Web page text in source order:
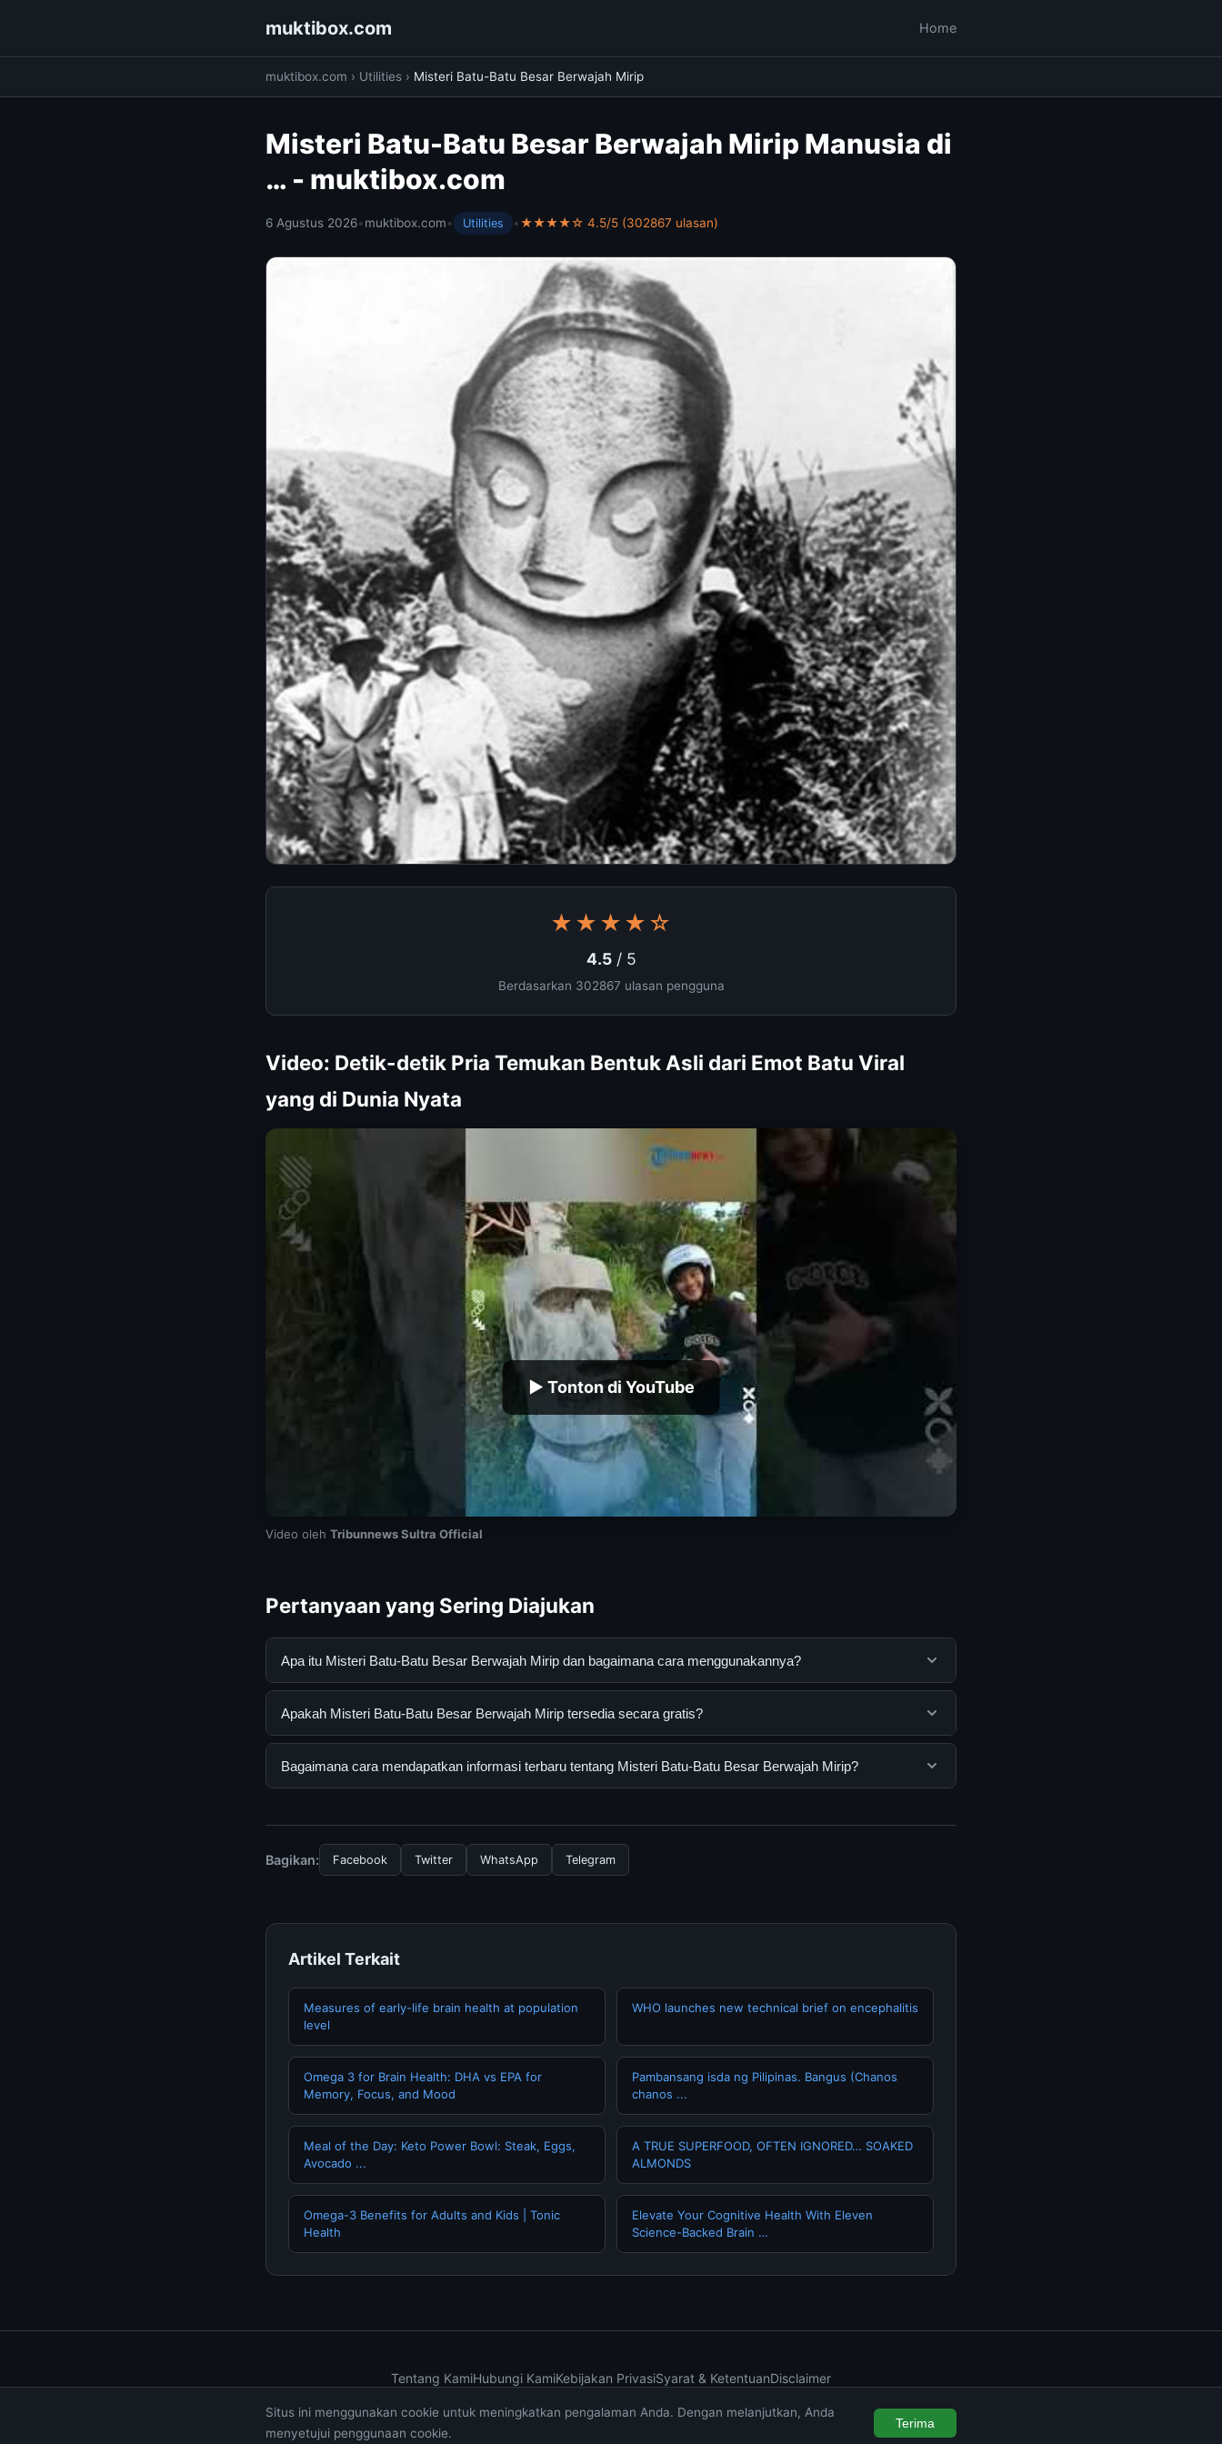
muktibox.com Home
muktibox.com › Utilities › Misteri Batu-Batu Besar Berwajah Mirip
Misteri Batu-Batu Besar Berwajah Mirip Manusia di
… - muktibox.com
6 Agustus 2026•muktibox.com• Utilities •★★★★☆ 4.5/5 (302867 ulasan)
★★★★☆
4.5/ 5
Berdasarkan 302867 ulasan pengguna
Video: Detik-detik Pria Temukan Bentuk Asli dari Emot Batu Viral
yang di Dunia Nyata
▶ Tonton di YouTube
Video oleh Tribunnews Sultra Official
Pertanyaan yang Sering Diajukan
Apa itu Misteri Batu-Batu Besar Berwajah Mirip dan bagaimana cara menggunakannya?
Misteri Batu-Batu Besar Berwajah Mirip adalah layanan digital yang dirancang untuk membantu pengguna
resmi dan mengikuti panduan yang tersedia.
Apakah Misteri Batu-Batu Besar Berwajah Mirip tersedia secara gratis?
Ya, Misteri Batu-Batu Besar Berwajah Mirip dapat diakses secara gratis oleh semua pengguna. Tidak ada
Bagaimana cara mendapatkan informasi terbaru tentang Misteri Batu-Batu Besar Berwajah Mirip?
dan terpercaya.
Bagikan: Facebook Twitter WhatsApp Telegram
Artikel Terkait
Measures of early-life brain health at population
level
WHO launches new technical brief on encephalitis
Omega 3 for Brain Health: DHA vs EPA for
Memory, Focus, and Mood
Pambansang isda ng Pilipinas. Bangus (Chanos
chanos ...
Meal of the Day: Keto Power Bowl: Steak, Eggs,
Avocado ...
A TRUE SUPERFOOD, OFTEN IGNORED… SOAKED
ALMONDS
Omega-3 Benefits for Adults and Kids | Tonic
Health
Elevate Your Cognitive Health With Eleven
Science-Backed Brain …
Tentang KamiHubungi KamiKebijakan PrivasiSyarat & KetentuanDisclaimer
© 2026 muktibox.com. All rights reserved.
Situs ini menggunakan cookie untuk meningkatkan pengalaman Anda. Dengan melanjutkan, Anda
menyetujui penggunaan cookie.
Terima